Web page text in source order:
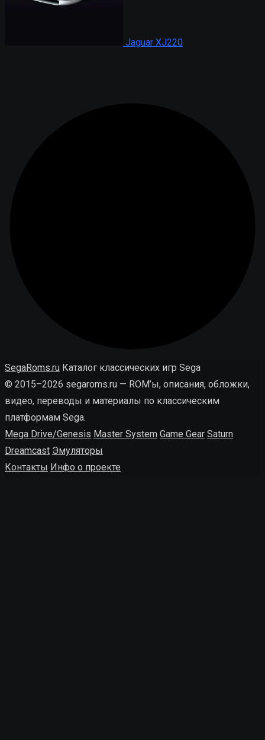
Jaguar XJ220
SegaRoms.ru Каталог классических игр Sega
© 2015–2026 segaroms.ru — ROM’ы, описания, обложки,
видео, переводы и материалы по классическим
платформам Sega.
Mega Drive/Genesis Master System Game Gear Saturn
Dreamcast Эмуляторы
Контакты Инфо о проекте